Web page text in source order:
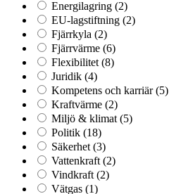
Energilagring (2)
EU-lagstiftning (2)
Fjärrkyla (2)
Fjärrvärme (6)
Flexibilitet (8)
Juridik (4)
Kompetens och karriär (5)
Kraftvärme (2)
Miljö & klimat (5)
Politik (18)
Säkerhet (3)
Vattenkraft (2)
Vindkraft (2)
Vätgas (1)